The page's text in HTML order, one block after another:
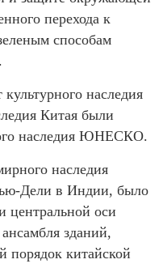
перехода к
способам
наследия
Китая были
наследия ЮНЕСКО.
наследия
Дели в Индии, было
центральной оси
зданий,
порядок китайской